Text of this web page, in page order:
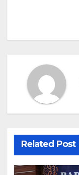
Related Post